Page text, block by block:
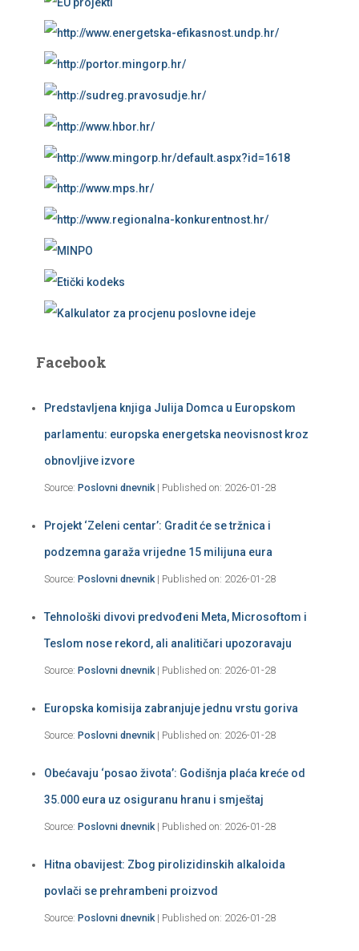
Facebook
Predstavljena knjiga Julija Domca u Europskom
parlamentu: europska energetska neovisnost kroz
obnovljive izvore
Source: Poslovni dnevnik Published on: 2026-01-28
Projekt ‘Zeleni centar’: Gradit će se tržnica i
podzemna garaža vrijedne 15 milijuna eura
Source: Poslovni dnevnik Published on: 2026-01-28
Tehnološki divovi predvođeni Meta, Microsoftom i
Teslom nose rekord, ali analitičari upozoravaju
Source: Poslovni dnevnik Published on: 2026-01-28
Europska komisija zabranjuje jednu vrstu goriva
Source: Poslovni dnevnik Published on: 2026-01-28
Obećavaju ‘posao života’: Godišnja plaća kreće od
35.000 eura uz osiguranu hranu i smještaj
Source: Poslovni dnevnik Published on: 2026-01-28
Hitna obavijest: Zbog pirolizidinskih alkaloida
povlači se prehrambeni proizvod
Source: Poslovni dnevnik Published on: 2026-01-28